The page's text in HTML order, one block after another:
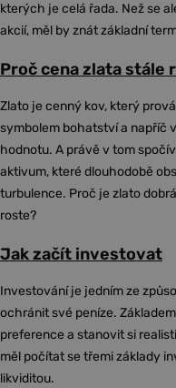
kterých je celá řada. Než se
akcií, měl by znát základní
Proč cena zlata stále
Zlato je cenný kov, který
symbolem bohatství a napříč
hodnotu. A právě v tom
aktivum, které dlouhodobě
turbulence. Proč je zlato
roste?
Jak začít investovat
Investování je jedním ze
ochránit své peníze.
preference a stanovit si
měl počítat se třemi základy
likviditou.